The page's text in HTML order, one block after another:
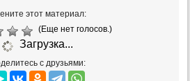
этот материал:
(Еще нет голосов.)
Загрузка...
с друзьями: